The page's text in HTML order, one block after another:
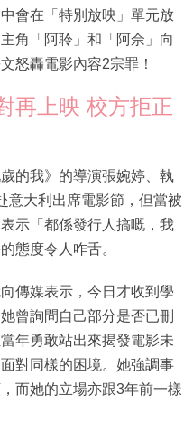
會在「特別放映」單元放
角「阿聆」和「阿佘」向
怒轟電影內容2宗罪！
再上映 校方拒正
的我》的導演張婉婷、執
意大利出席電影節，但當被
示「都係發行人搞嘅，我
態度令人咋舌。
傳媒表示，今日才收到學
曾詢問自己部分是否已刪
年勇敢站出來揭發電影未
對同樣的困境。她強調事
而她的立場亦跟3年前一樣